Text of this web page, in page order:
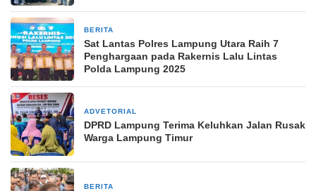
BERITA
Sat Lantas Polres Lampung Utara Raih 7
Penghargaan pada Rakernis Lalu Lintas
Polda Lampung 2025
ADVETORIAL
DPRD Lampung Terima Keluhkan Jalan Rusak
Warga Lampung Timur
BERITA